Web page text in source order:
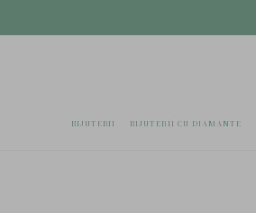
BIJUTERII BIJUTERII CU DIAMANTE